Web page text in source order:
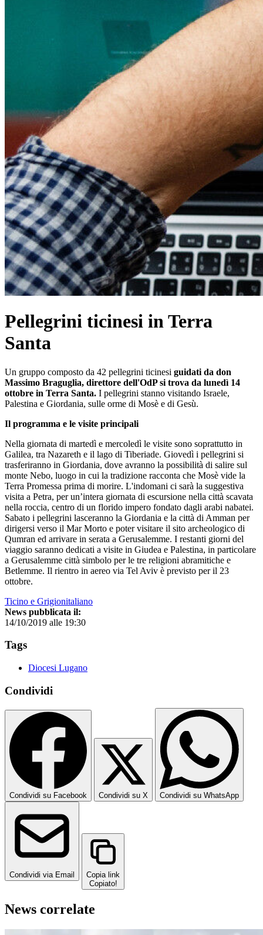
Pellegrini ticinesi in Terra
Santa
Un gruppo composto da 42 pellegrini ticinesi guidati da don
Massimo Braguglia, direttore dell'OdP si trova da lunedì 14
ottobre in Terra Santa. I pellegrini stanno visitando Israele,
Palestina e Giordania, sulle orme di Mosè e di Gesù.
Il programma e le visite principali
Nella giornata di martedì e mercoledì le visite sono soprattutto in
Galilea, tra Nazareth e il lago di Tiberiade. Giovedì i pellegrini si
trasferiranno in Giordania, dove avranno la possibilità di salire sul
monte Nebo, luogo in cui la tradizione racconta che Mosè vide la
Terra Promessa prima di morire. L'indomani ci sarà la suggestiva
visita a Petra, per un’intera giornata di escursione nella città scavata
nella roccia, centro di un florido impero fondato dagli arabi nabatei.
Sabato i pellegrini lasceranno la Giordania e la città di Amman per
dirigersi verso il Mar Morto e poter visitare il sito archeologico di
Qumran ed arrivare in serata a Gerusalemme. I restanti giorni del
viaggio saranno dedicati a visite in Giudea e Palestina, in particolare
a Gerusalemme città simbolo per le tre religioni abramitiche e
Betlemme. Il rientro in aereo via Tel Aviv è previsto per il 23
ottobre.
Ticino e Grigionitaliano
News pubblicata il:
14/10/2019 alle 19:30
Tags
Diocesi Lugano
Condividi
Condividi su Facebook Condividi su X Condividi su WhatsApp
Condividi via Email
Copia link
Copiato!
News correlate